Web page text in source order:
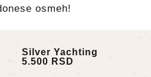
Silver Yachting
5.500 RSD
osmeh!